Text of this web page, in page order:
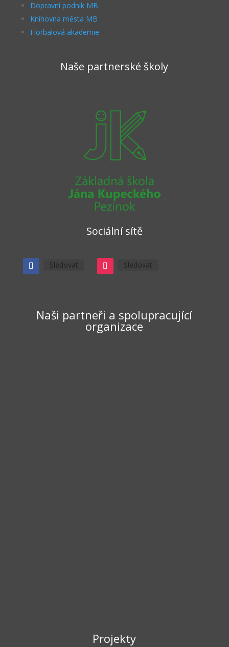
Dopravní podnik MB
Knihovna města MB
Florbalová akademie
Naše partnerské školy
Sociální sítě
Sledovat Sledovat
Naši partneři a spolupracující
organizace
Projekty